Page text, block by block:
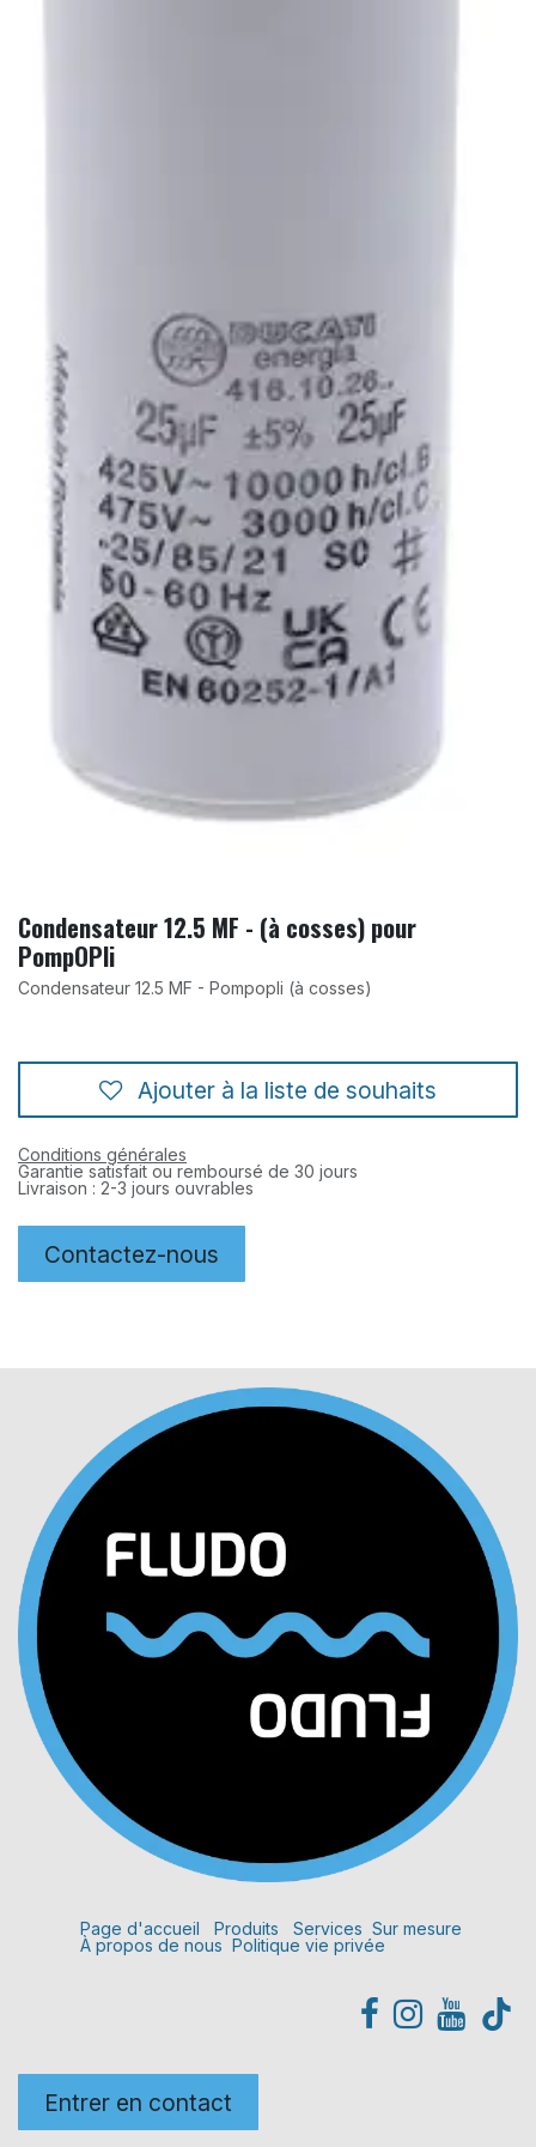
Condensateur 12.5 MF - (à cosses) pour
PompOPli
Condensateur 12.5 MF - Pompopli (à cosses)
Ajouter à la liste de souhaits
Conditions générales
Garantie satisfait ou remboursé de 30 jours
Livraison : 2-3 jours ouvrables
Contactez-nous
Page d'accueil Produits Services Sur mesure
À propos de nous Politique vie privée
Entrer en contact